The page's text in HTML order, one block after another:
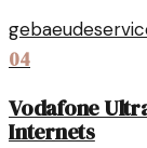
04
Vodafone
Internets